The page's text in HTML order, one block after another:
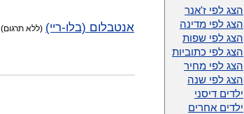
אנטבלום (בלו-ריי) (ללא תרגום)
הצג לפי ז'אנר
הצג לפי מדינה
הצג לפי שפות
הצג לפי כתוביות
הצג לפי מחיר
הצג לפי שנה
ילדים דיסני
ילדים אחרים